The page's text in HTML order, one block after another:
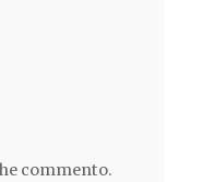
commento.